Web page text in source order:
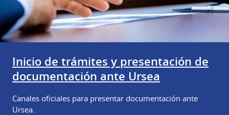
Inicio de trámites y presentación de
documentación ante Ursea
Canales oficiales para presentar documentación ante
Ursea.